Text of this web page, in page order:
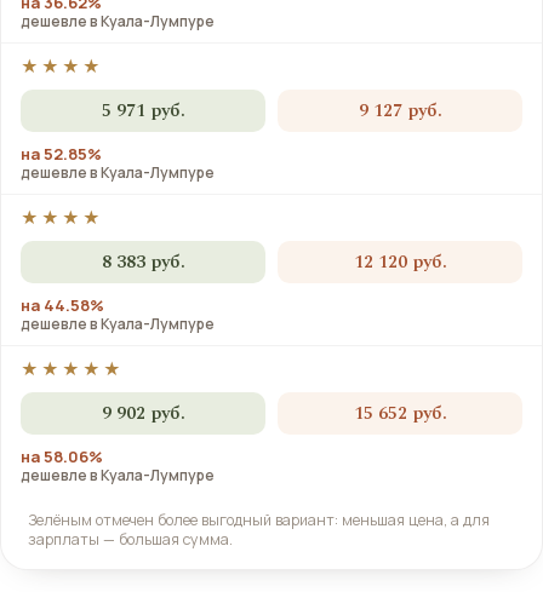
дешевле в Куала-Лумпуре
★★★★
5 971 руб. 9 127 руб.
на 52.85%
дешевле в Куала-Лумпуре
★★★★
8 383 руб. 12 120 руб.
на 44.58%
дешевле в Куала-Лумпуре
★★★★★
9 902 руб. 15 652 руб.
на 58.06%
дешевле в Куала-Лумпуре
Зелёным отмечен более выгодный вариант: меньшая цена, а для
зарплаты — большая сумма.